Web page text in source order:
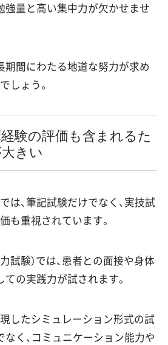
強量と高い集中力が欠かせませ
期間にわたる地道な努力が求め
しょう。
験の評価も含まれるた
きい
は、筆記試験だけでなく、実技試
も重視されています。
試験）では、患者との面接や身体
ての実践力が試されます。
したシミュレーション形式の試
なく、コミュニケーション能力や